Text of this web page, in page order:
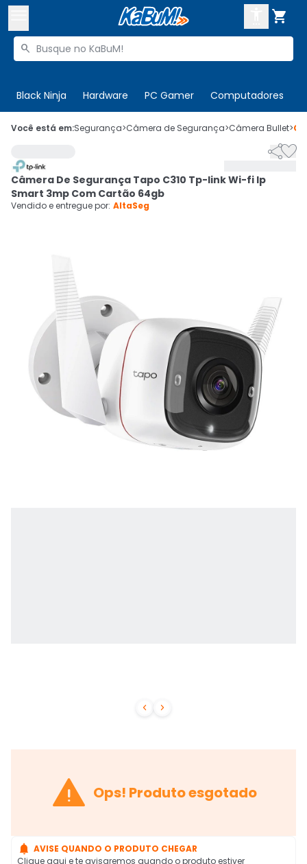

Buscar produtos

Black Ninja Hardware PC Gamer Computadores
 Olá. Acesse sua conta

Cupons
CADASTRE-SE
Você está em:Segurança>Câmera de Segurança>Câmera Bullet>
 

Câmera De Segurança Tapo C310 Tp-link Wi-fi Ip
Smart 3mp Com Cartão 64gb
Vendido e entregue por: AltaSeg
 Ops! Produto esgotado
 AVISE QUANDO O PRODUTO CHEGAR
Clique aqui e te avisaremos quando o produto estiver